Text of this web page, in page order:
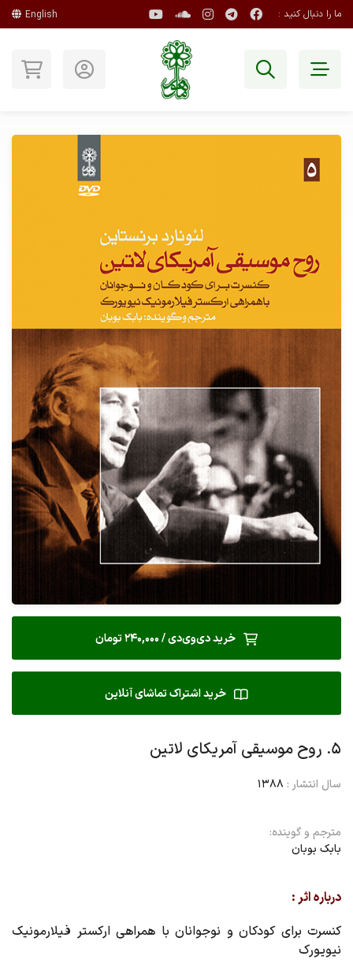
ما را دنبال کنید : English
خرید دی‌وی‌دی / 240,000 تومان
خرید اشتراک تماشای آنلاین
۵. روح موسیقی آمریکای لاتین
سال انتشار : 1388
مترجم و گوینده:
بابک بوبان
درباره اثر :
کنسرت برای کودکان و نوجوانان با همراهى ارکستر فیلارمونیک
نیویورک